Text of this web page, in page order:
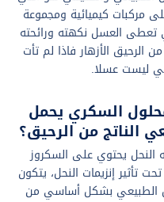
مركبات كيميائية ومجموعة
تعطى العسل نكهته ورائحته
الأزهار فاذا لم تأت
ليست عسلا.
السكري يحمل
من الرحيق؟
النحل يحتوي على السكروز
تأثير إنزيمات النحل، يتكون
الطبيعي بشكل أساسي من